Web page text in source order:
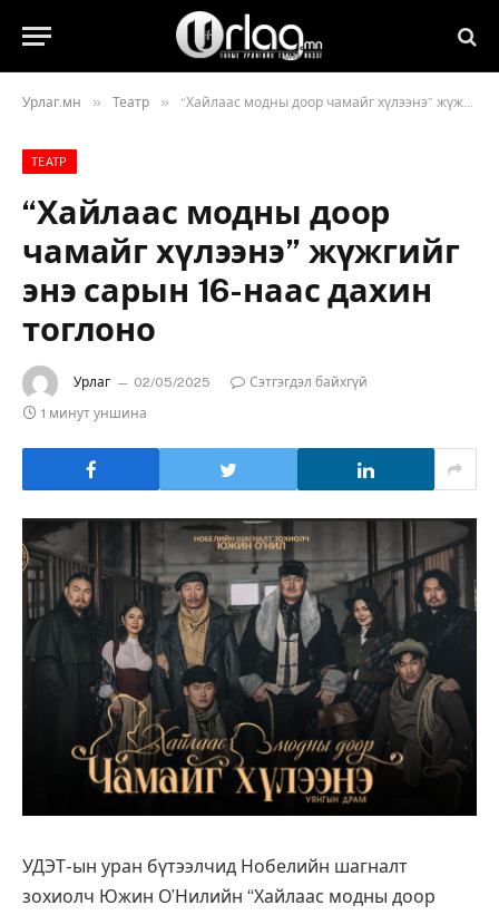
Урлаг.мн » Театр » “Хайлаас модны доор чамайг хүлээнэ” жүжгийг энэ сарын 16-наас дахин тоглоно
ТЕАТР
“Хайлаас модны доор
чамайг хүлээнэ” жүжгийг
энэ сарын 16-наас дахин
тоглоно
Урлаг 02/05/2025
Сэтгэгдэл байхгүй
1 минут уншина
УДЭТ-ын уран бүтээлчид Нобелийн шагналт
зохиолч Южин О’Нилийн “Хайлаас модны доор